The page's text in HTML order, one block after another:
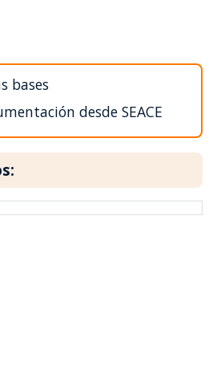
bases
desde SEACE